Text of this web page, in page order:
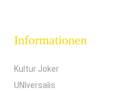
Informationen
Kultur Joker
UNIversalis